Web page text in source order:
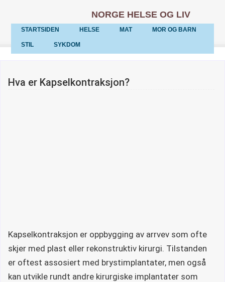
NORGE HELSE OG LIV
STARTSIDEN HELSE MAT MOR OG BARN
STIL SYKDOM
Hva er Kapselkontraksjon?
Kapselkontraksjon er oppbygging av arrvev som ofte
skjer med plast eller rekonstruktiv kirurgi. Tilstanden
er oftest assosiert med brystimplantater, men også
kan utvikle rundt andre kirurgiske implantater som